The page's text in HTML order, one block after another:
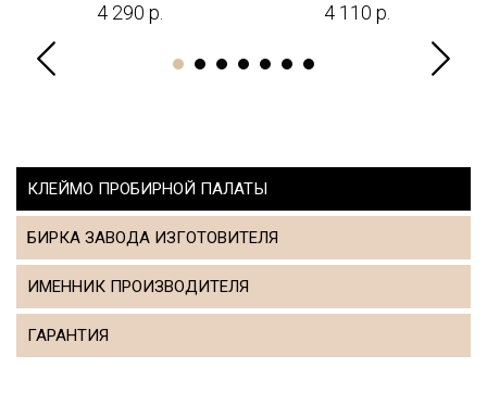
4 290 р. 4 110 р.
КЛЕЙМО ПРОБИРНОЙ ПАЛАТЫ
БИРКА ЗАВОДА ИЗГОТОВИТЕЛЯ
ИМЕННИК ПРОИЗВОДИТЕЛЯ
ГАРАНТИЯ